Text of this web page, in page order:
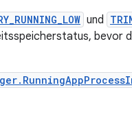
und
bevor